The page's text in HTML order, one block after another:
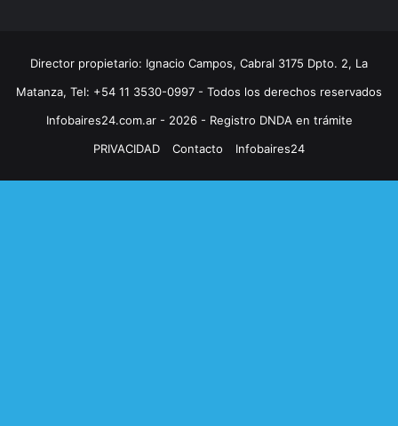
Director propietario: Ignacio Campos, Cabral 3175 Dpto. 2, La
Matanza, Tel: +54 11 3530-0997 - Todos los derechos reservados
Infobaires24.com.ar - 2026 - Registro DNDA en trámite
PRIVACIDAD
Contacto Infobaires24